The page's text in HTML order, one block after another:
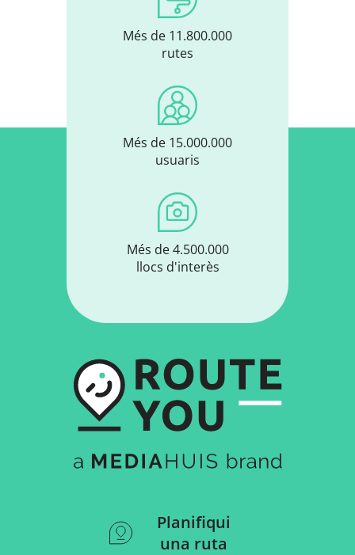
Més de 11.800.000
rutes
Més de 15.000.000
usuaris
Més de 4.500.000
llocs d'interès
Planifiqui
una ruta